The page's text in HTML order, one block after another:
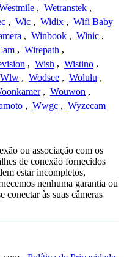
, Wetranstek ,
, Wic , Widix , Wifi Baby
, Winbook , Winic ,
, Wirepath ,
, Wish , Wistino ,
Wlw , Wodsee , Wolulu ,
, Wouwon ,
, Wwgc , Wyzecam
ou associação com os
de conexão fornecidos
estar incompletos,
nenhuma garantia ou
conectar às suas câmeras